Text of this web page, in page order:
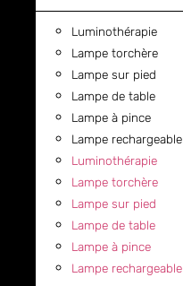
Luminothérapie
Lampe torchère
Lampe sur pied
Lampe de table
Lampe à pince
Lampe rechargeable
Luminothérapie
Lampe torchère
Lampe sur pied
Lampe de table
Lampe à pince
Lampe rechargeable